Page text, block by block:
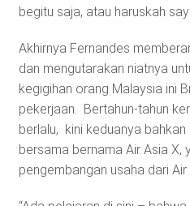
begitu saja, atau haruskah
Akhirnya Fernandes
dan mengutarakan niatnya
kegigihan orang Malaysia ini
pekerjaan. Bertahun-tahun
berlalu, kini keduanya
bersama bernama Air Asia X,
pengembangan usaha dari Air